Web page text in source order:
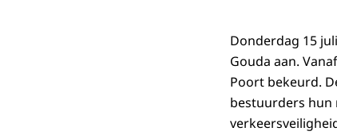
Donderdag 15
Gouda aan.
Poort bekeurd.
bestuurders hun